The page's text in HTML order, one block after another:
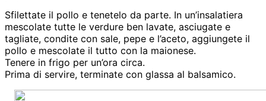
Sfilettate il pollo e tenetelo da parte. In un’insalatiera
mescolate tutte le verdure ben lavate, asciugate e
tagliate, condite con sale, pepe e l’aceto, aggiungete il
pollo e mescolate il tutto con la maionese.
Tenere in frigo per un’ora circa.
Prima di servire, terminate con glassa al balsamico.